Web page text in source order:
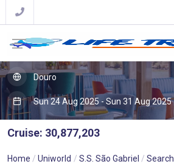
Douro
Sun 24 Aug 2025 - Sun 31 Aug 2025
Cruise: 30,877,203
Home Uniworld S.S. São Gabriel Search